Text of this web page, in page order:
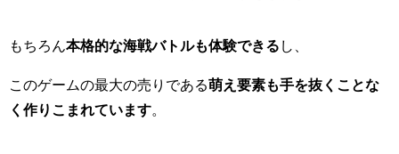
もちろん 本格的な海戦バトルも体験できる し、
このゲームの最大の売りである萌え要素も手を抜くことな
く作りこまれています